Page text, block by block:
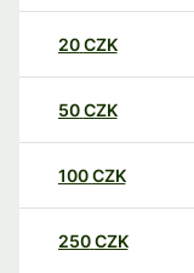
20CZK
50CZK
100CZK
250CZK